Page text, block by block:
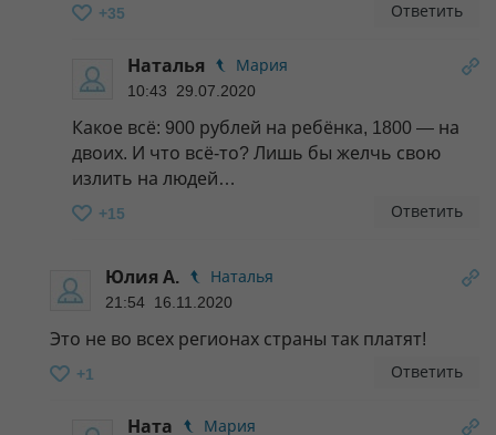
+35 Ответить
Наталья
Мария
10:43 29.07.2020
Какое всё: 900 рублей на ребёнка, 1800 — на
двоих. И что всё-то? Лишь бы желчь свою
излить на людей…
+15 Ответить
Юлия А.
Наталья
21:54 16.11.2020
Это не во всех регионах страны так платят!
+1 Ответить
Ната
Мария